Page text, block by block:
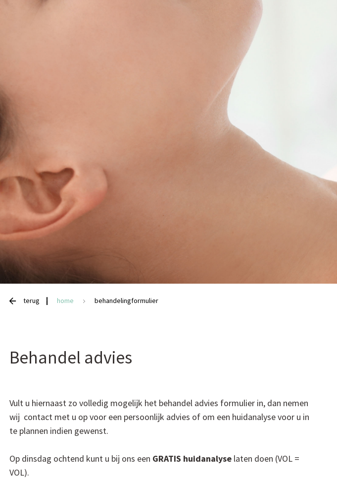
terug home behandelingformulier
Behandel advies
Vult u hiernaast zo volledig mogelijk het behandel advies formulier in, dan nemen
wij contact met u op voor een persoonlijk advies of om een huidanalyse voor u in
te plannen indien gewenst.
Op dinsdag ochtend kunt u bij ons een GRATIS huidanalyse laten doen (VOL =
VOL).